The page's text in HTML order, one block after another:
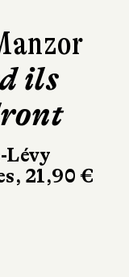
ils
Lévy
21,90 €